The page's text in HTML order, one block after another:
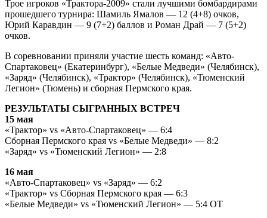
Трое игроков «Трактора-2009» стали лучшими бомбардирами
прошедшего турнира: Шамиль Ямалов — 12 (4+8) очков,
Юрий Каравдин — 9 (7+2) баллов и Роман Драй — 7 (5+2)
очков.
В соревновании приняли участие шесть команд: «Авто-
Спартаковец» (Екатеринбург), «Белые Медведи» (Челябинск),
«Заряд» (Челябинск), «Трактор» (Челябинск), «Тюменский
Легион» (Тюмень) и сборная Пермского края.
РЕЗУЛЬТАТЫ СЫГРАННЫХ ВСТРЕЧ
15 мая
«Трактор» vs «Авто-Спартаковец» — 6:4
Сборная Пермского края vs «Белые Медведи» — 8:2
«Заряд» vs «Тюменский Легион» — 2:8
16 мая
«Авто-Спартаковец» vs «Заряд» — 6:2
«Трактор» vs Сборная Пермского края — 6:3
«Белые Медведи» vs «Тюменский Легион» — 5:4 ОТ